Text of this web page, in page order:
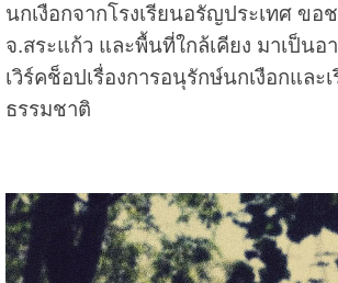
นกเงือกจากโรงเรียนอรัญประเทศ ขอ
จ.สระแก้ว และพื้นที่ใกล้เคียง มาเป็นอ
เวิร์คช็อปเรื่องการอนุรักษ์นกเงือกและเ
ธรรมชาติ